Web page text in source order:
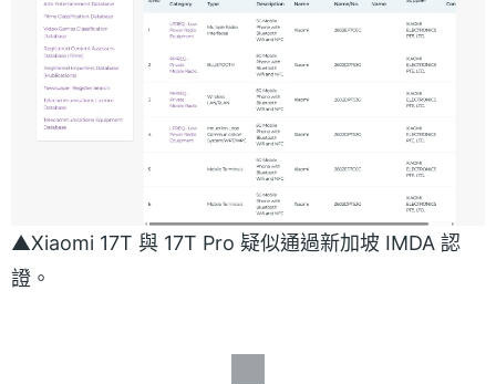
▲Xiaomi 17T 與 17T Pro 疑似通過新加坡 IMDA 認
證。